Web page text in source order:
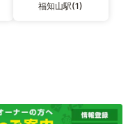
福知山駅(1)